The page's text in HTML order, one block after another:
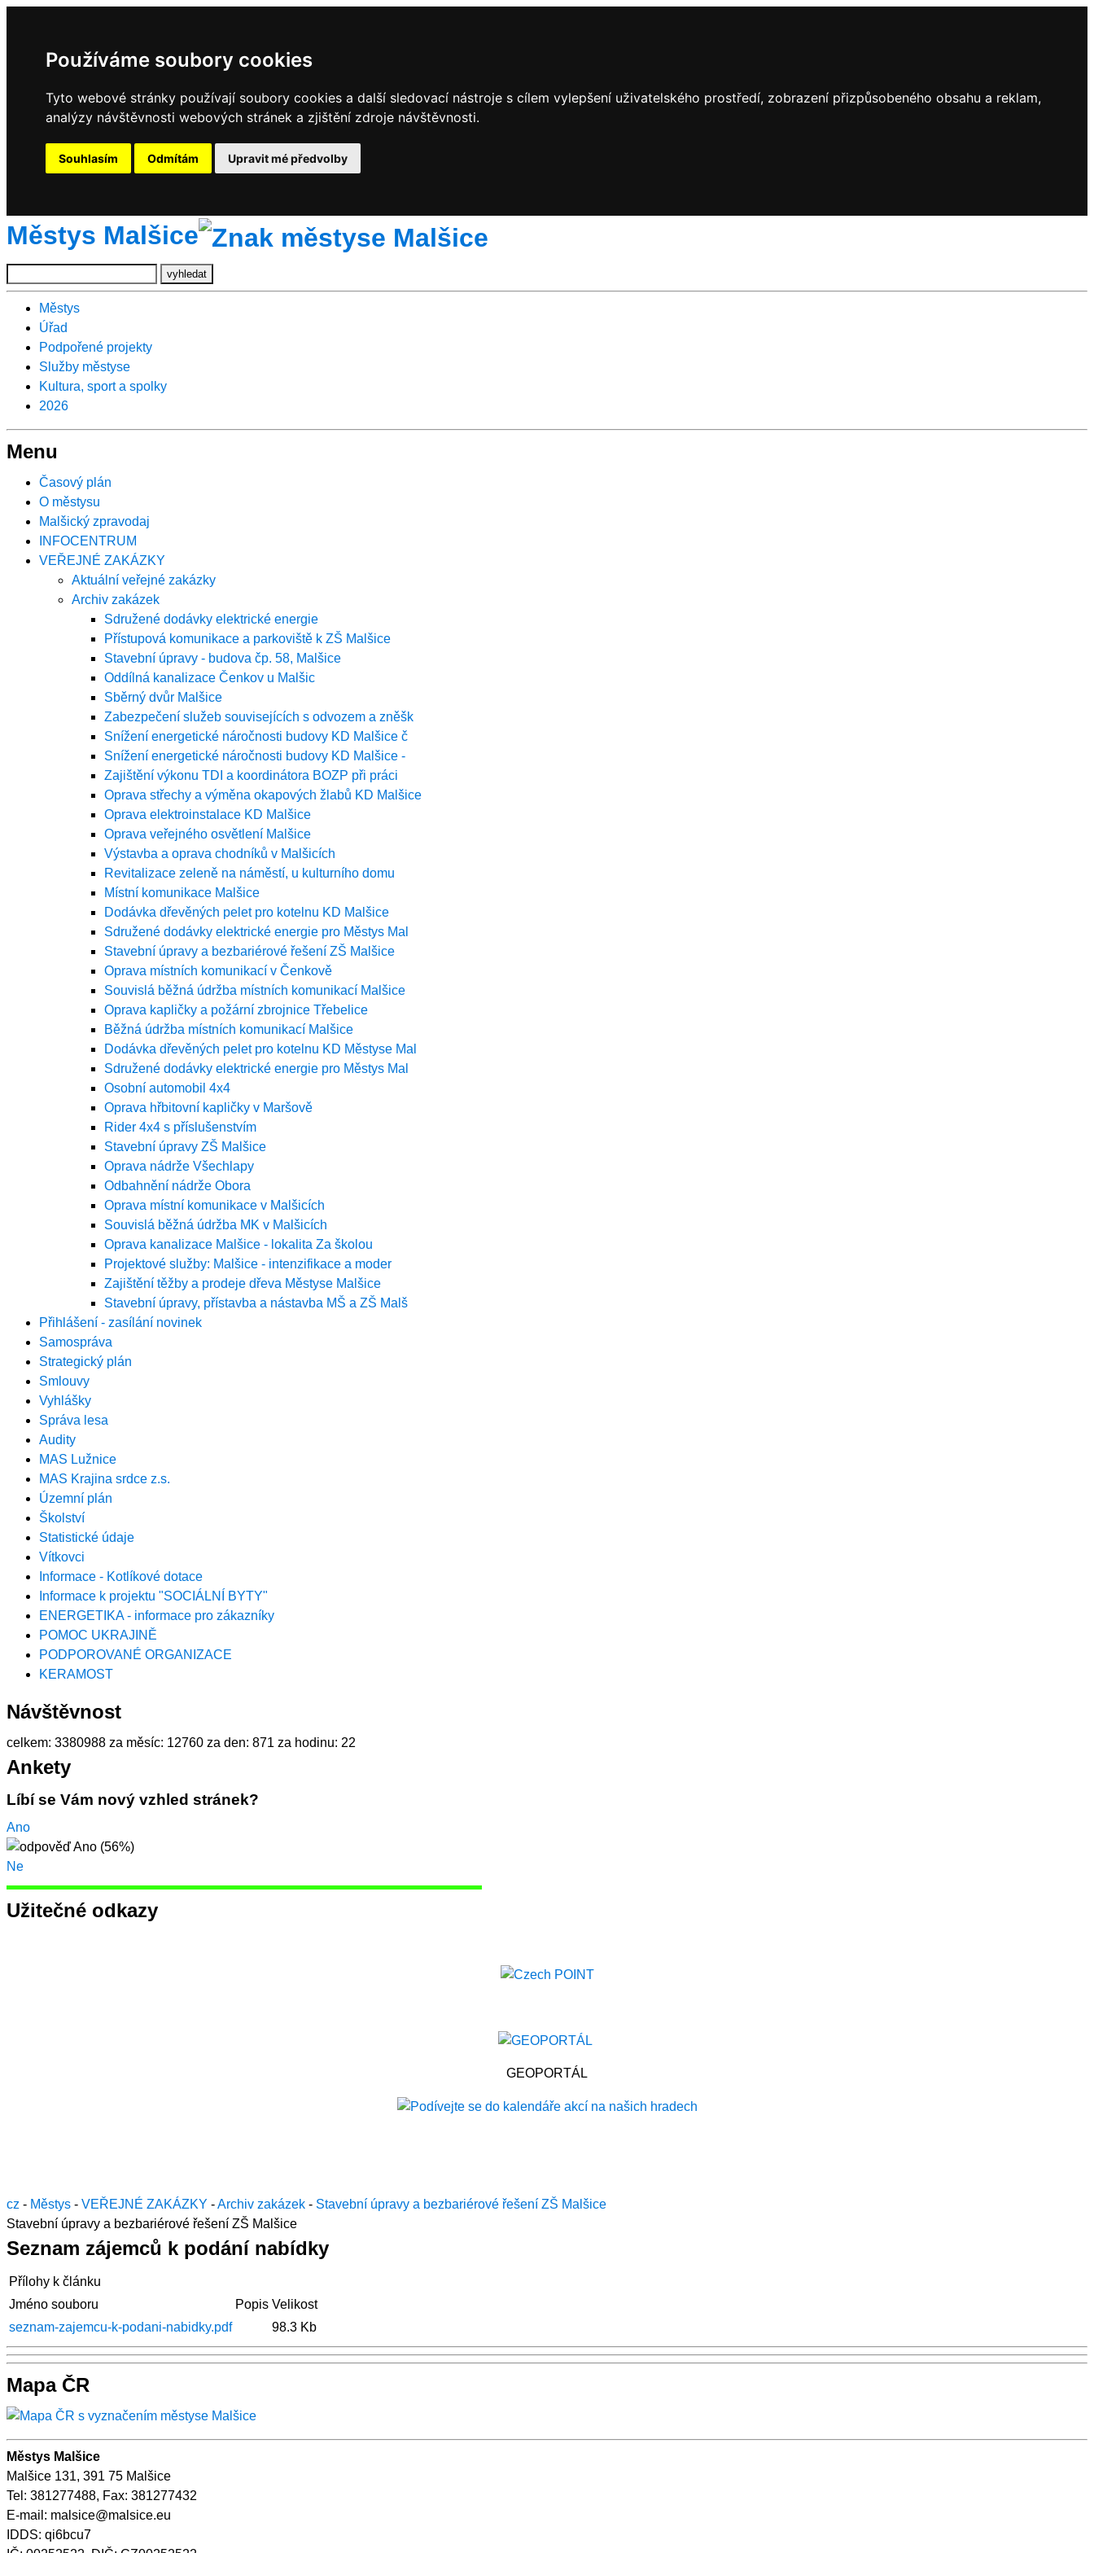
Používáme soubory cookies
Tyto webové stránky používají soubory cookies a další sledovací nástroje s cílem vylepšení uživatelského prostředí, zobrazení přizpůsobeného obsahu a reklam,
analýzy návštěvnosti webových stránek a zjištění zdroje návštěvnosti.
Souhlasím Odmítám Upravit mé předvolby
Městys Malšice
Městys
Úřad
Podpořené projekty
Služby městyse
Kultura, sport a spolky
2026
Menu
Časový plán
O městysu
Malšický zpravodaj
INFOCENTRUM
VEŘEJNÉ ZAKÁZKY
Aktuální veřejné zakázky
Archiv zakázek
Sdružené dodávky elektrické energie
Přístupová komunikace a parkoviště k ZŠ Malšice
Stavební úpravy - budova čp. 58, Malšice
Oddílná kanalizace Čenkov u Malšic
Sběrný dvůr Malšice
Zabezpečení služeb souvisejících s odvozem a zněšk
Snížení energetické náročnosti budovy KD Malšice č
Snížení energetické náročnosti budovy KD Malšice -
Zajištění výkonu TDI a koordinátora BOZP při práci
Oprava střechy a výměna okapových žlabů KD Malšice
Oprava elektroinstalace KD Malšice
Oprava veřejného osvětlení Malšice
Výstavba a oprava chodníků v Malšicích
Revitalizace zeleně na náměstí, u kulturního domu
Místní komunikace Malšice
Dodávka dřevěných pelet pro kotelnu KD Malšice
Sdružené dodávky elektrické energie pro Městys Mal
Stavební úpravy a bezbariérové řešení ZŠ Malšice
Oprava místních komunikací v Čenkově
Souvislá běžná údržba místních komunikací Malšice
Oprava kapličky a požární zbrojnice Třebelice
Běžná údržba místních komunikací Malšice
Dodávka dřevěných pelet pro kotelnu KD Městyse Mal
Sdružené dodávky elektrické energie pro Městys Mal
Osobní automobil 4x4
Oprava hřbitovní kapličky v Maršově
Rider 4x4 s příslušenstvím
Stavební úpravy ZŠ Malšice
Oprava nádrže Všechlapy
Odbahnění nádrže Obora
Oprava místní komunikace v Malšicích
Souvislá běžná údržba MK v Malšicích
Oprava kanalizace Malšice - lokalita Za školou
Projektové služby: Malšice - intenzifikace a moder
Zajištění těžby a prodeje dřeva Městyse Malšice
Stavební úpravy, přístavba a nástavba MŠ a ZŠ Malš
Přihlášení - zasílání novinek
Samospráva
Strategický plán
Smlouvy
Vyhlášky
Správa lesa
Audity
MAS Lužnice
MAS Krajina srdce z.s.
Územní plán
Školství
Statistické údaje
Vítkovci
Informace - Kotlíkové dotace
Informace k projektu "SOCIÁLNÍ BYTY"
ENERGETIKA - informace pro zákazníky
POMOC UKRAJINĚ
PODPOROVANÉ ORGANIZACE
KERAMOST
Návštěvnost
celkem: 3380988 za měsíc: 12760 za den: 871 za hodinu: 22
Ankety
Líbí se Vám nový vzhled stránek?
Ano
Ne
Užitečné odkazy
GEOPORTÁL
cz - Městys - VEŘEJNÉ ZAKÁZKY -Archiv zakázek - Stavební úpravy a bezbariérové řešení ZŠ Malšice
Stavební úpravy a bezbariérové řešení ZŠ Malšice
Seznam zájemců k podání nabídky
Přílohy k článku
Jméno souboru
Popis Velikost
seznam-zajemcu-k-podani-nabidky.pdf
98.3 Kb
Mapa ČR
Městys Malšice
Malšice 131, 391 75 Malšice
Tel: 381277488, Fax: 381277432
E-mail: malsice@malsice.eu
IDDS: qi6bcu7